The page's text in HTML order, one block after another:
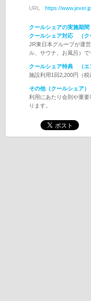
URL https://
クールシェアの実施期間
クールシェア対応 （ク
JR東日本グループが運
ル、サウナ、お風呂）で
クールシェア特典 （エ
施設利用1回2,200円（税
その他（クールシェア）
利用にあたり会則や重
ります。